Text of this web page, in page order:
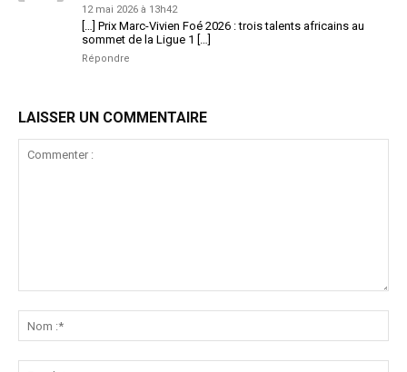
12 mai 2026 à 13h42
[…] Prix Marc-Vivien Foé 2026 : trois talents africains au
sommet de la Ligue 1 […]
Répondre
LAISSER UN COMMENTAIRE
:*